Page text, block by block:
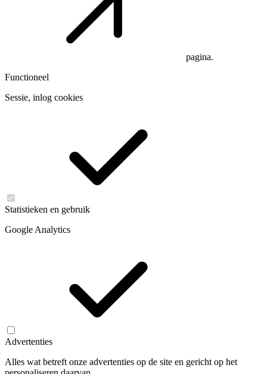
pagina.
Functioneel
Sessie, inlog cookies
Statistieken en gebruik
Google Analytics
Advertenties
Alles wat betreft onze advertenties op de site en gericht op het